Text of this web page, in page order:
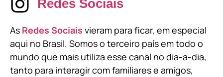
Redes Sociais
As Redes Sociais vieram para ficar, em especial
aqui no Brasil. Somos o terceiro país em todo o
mundo que mais utiliza esse canal no dia-a-dia,
tanto para interagir com familiares e amigos,